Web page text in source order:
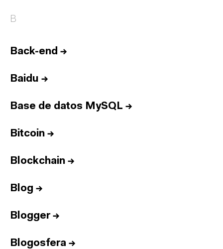
B
Back-end →
Baidu →
Base de datos MySQL →
Bitcoin →
Blockchain →
Blog →
Blogger→
Blogosfera →